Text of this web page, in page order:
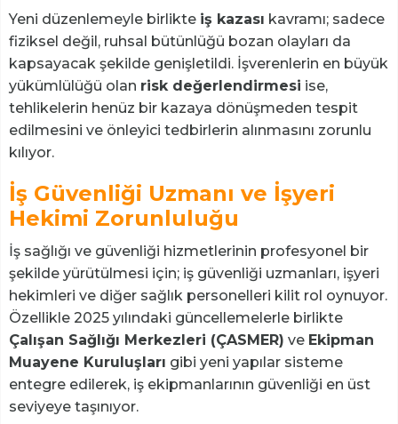
Yeni düzenlemeyle birlikte iş kazası kavramı; sadece
fiziksel değil, ruhsal bütünlüğü bozan olayları da
kapsayacak şekilde genişletildi. İşverenlerin en büyük
yükümlülüğü olan risk değerlendirmesi ise,
tehlikelerin henüz bir kazaya dönüşmeden tespit
edilmesini ve önleyici tedbirlerin alınmasını zorunlu
kılıyor.
İş Güvenliği Uzmanı ve İşyeri
Hekimi Zorunluluğu
İş sağlığı ve güvenliği hizmetlerinin profesyonel bir
şekilde yürütülmesi için; iş güvenliği uzmanları, işyeri
hekimleri ve diğer sağlık personelleri kilit rol oynuyor.
Özellikle 2025 yılındaki güncellemelerle birlikte
Çalışan Sağlığı Merkezleri (ÇASMER) ve Ekipman
Muayene Kuruluşları gibi yeni yapılar sisteme
entegre edilerek, iş ekipmanlarının güvenliği en üst
seviyeye taşınıyor.